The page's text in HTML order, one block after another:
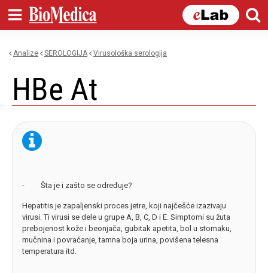
content
Analize SEROLOGIJA virusološka serologija
HBe At
- Šta je i zašto se određuje?
Hepatitis je zapaljenski proces jetre, koji najčešće izazivaju
virusi. Ti virusi se dele u grupe A, B, C, D i E. Simptomi su žuta
prebojenost kože i beonjača, gubitak apetita, bol u stomaku,
mučnina i povraćanje, tamna boja urina, povišena telesna
temperatura itd.